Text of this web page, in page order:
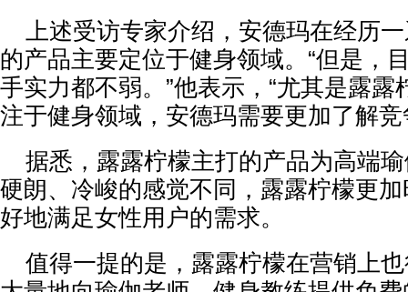
上述受访专家介绍，安德玛在经历
的产品主要定位于健身领域。“但是，
手实力都不弱。”他表示，“尤其是露露
注于健身领域，安德玛需要更加了解竞
据悉，露露柠檬主打的产品为高端
硬朗、冷峻的感觉不同，露露柠檬更
好地满足女性用户的需求。
值得一提的是，露露柠檬在营销上